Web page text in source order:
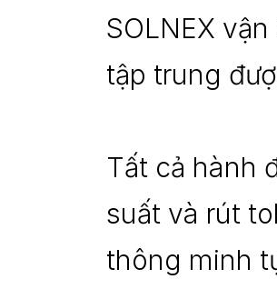
SOLNEX
tập trung
Tất cả hành
suất và rút
thông minh